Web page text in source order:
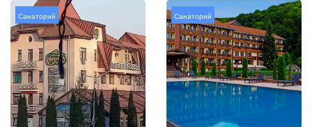
Санаторий Санаторий